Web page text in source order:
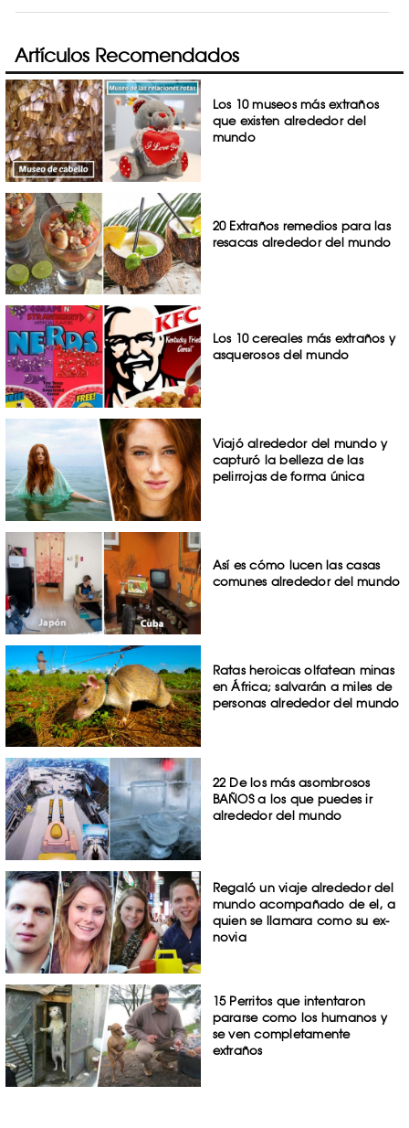
Artículos Recomendados
Los 10 museos más extraños
que existen alrededor del
mundo
20 Extraños remedios para las
resacas alrededor del mundo
Los 10 cereales más extraños y
asquerosos del mundo
Viajó alrededor del mundo y
capturó la belleza de las
pelirrojas de forma única
Así es cómo lucen las casas
comunes alrededor del mundo
Ratas heroicas olfatean minas
en África; salvarán a miles de
personas alrededor del mundo
22 De los más asombrosos
BAÑOS a los que puedes ir
alrededor del mundo
Regaló un viaje alrededor del
mundo acompañado de el, a
quien se llamara como su ex-
novia
15 Perritos que intentaron
pararse como los humanos y
se ven completamente
extraños